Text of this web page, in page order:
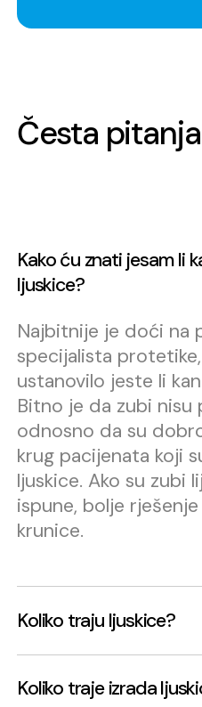
Česta pitanja
Kako ću znati jesam li
ljuskice?
Najbitnije je doći na
specijalista
ustanovilo jeste li
Bitno je da zubi nisu
odnosno da su
krug pacijenata koji
ljuskice. Ako su zubi
ispune, bolje
krunice.
Koliko traju ljuskice?
generalno definirati.
Koliko traje izrada